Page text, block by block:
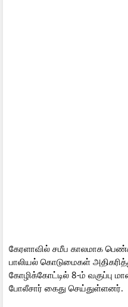
கேரளாவில் சமீப காலமாக
பாலியல் கொடுமைகள்
கோழிக்கோட்டில் 8-ம் வகுப்பு
போலீசார் கைது செய்துள்ளனர்.